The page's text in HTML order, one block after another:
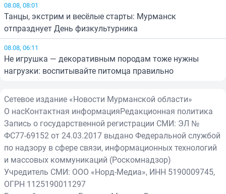
08.08, 08:01
Танцы, экстрим и весёлые старты: Мурманск
отпразднует День физкультурника
08.08, 06:11
Не игрушка — декоративным породам тоже нужны
нагрузки: воспитывайте питомца правильно
Сетевое издание «Новости Мурманской области»
О насКонтактная информацияРедакционная политика
Запись о государственной регистрации СМИ: ЭЛ №
ФС77-69152 от 24.03.2017 выдано Федеральной службой
по надзору в сфере связи, информационных технологий
и массовых коммуникаций (Роскомнадзор)
Учредитель СМИ: ООО «Норд-Медиа», ИНН 5190009745,
ОГРН 1125190011297